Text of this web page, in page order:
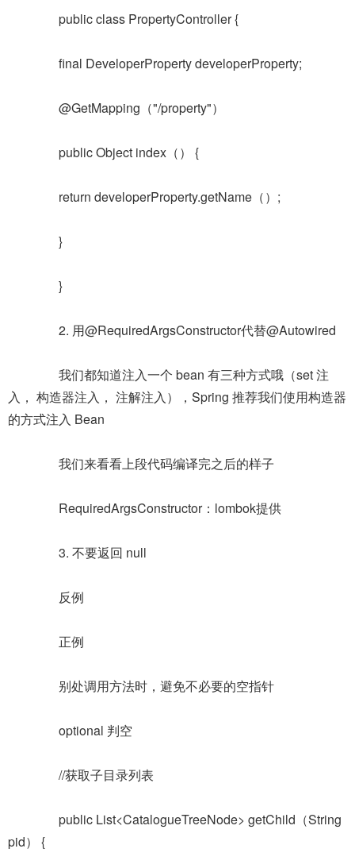
public class PropertyController {
final DeveloperProperty developerProperty;
@GetMapping（"/property"）
public Object index（） {
return developerProperty.getName（）;
}
}
2. 用@RequiredArgsConstructor代替@Autowired
我们都知道注入一个 bean 有三种方式哦（set 注
入， 构造器注入， 注解注入），Spring 推荐我们使用构造器
的方式注入 Bean
我们来看看上段代码编译完之后的样子
RequiredArgsConstructor：lombok提供
3. 不要返回 null
反例
正例
别处调用方法时，避免不必要的空指针
optional 判空
//获取子目录列表
public List<CatalogueTreeNode> getChild（String
pid） {